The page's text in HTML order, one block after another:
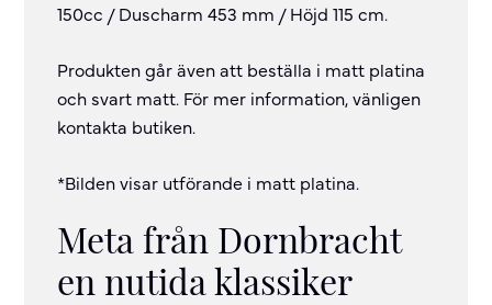
150cc / Duscharm 453 mm / Höjd 115 cm.
Produkten går även att beställa i matt platina
och svart matt. För mer information, vänligen
kontakta butiken.
*Bilden visar utförande i matt platina.
Meta från Dornbracht
en nutida klassiker